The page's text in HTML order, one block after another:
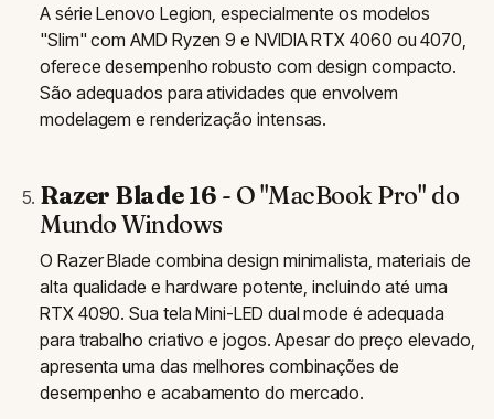
A série Lenovo Legion, especialmente os modelos
"Slim" com AMD Ryzen 9 e NVIDIA RTX 4060 ou 4070,
oferece desempenho robusto com design compacto.
São adequados para atividades que envolvem
modelagem e renderização intensas.
Razer Blade 16 - O "MacBook Pro" do
Mundo Windows
O Razer Blade combina design minimalista, materiais de
alta qualidade e hardware potente, incluindo até uma
RTX 4090. Sua tela Mini-LED dual mode é adequada
para trabalho criativo e jogos. Apesar do preço elevado,
apresenta uma das melhores combinações de
desempenho e acabamento do mercado.